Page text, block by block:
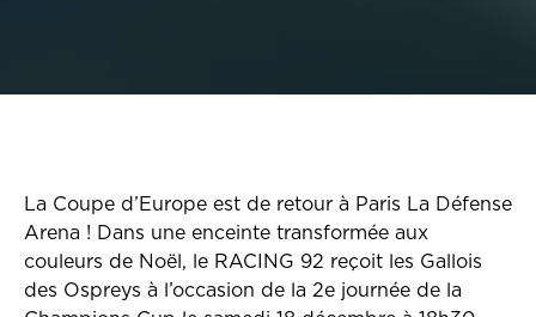
La Coupe d’Europe est de retour à Paris La Défense
Arena ! Dans une enceinte transformée aux
couleurs de Noël, le RACING 92 reçoit les Gallois
des Ospreys à l’occasion de la 2e journée de la